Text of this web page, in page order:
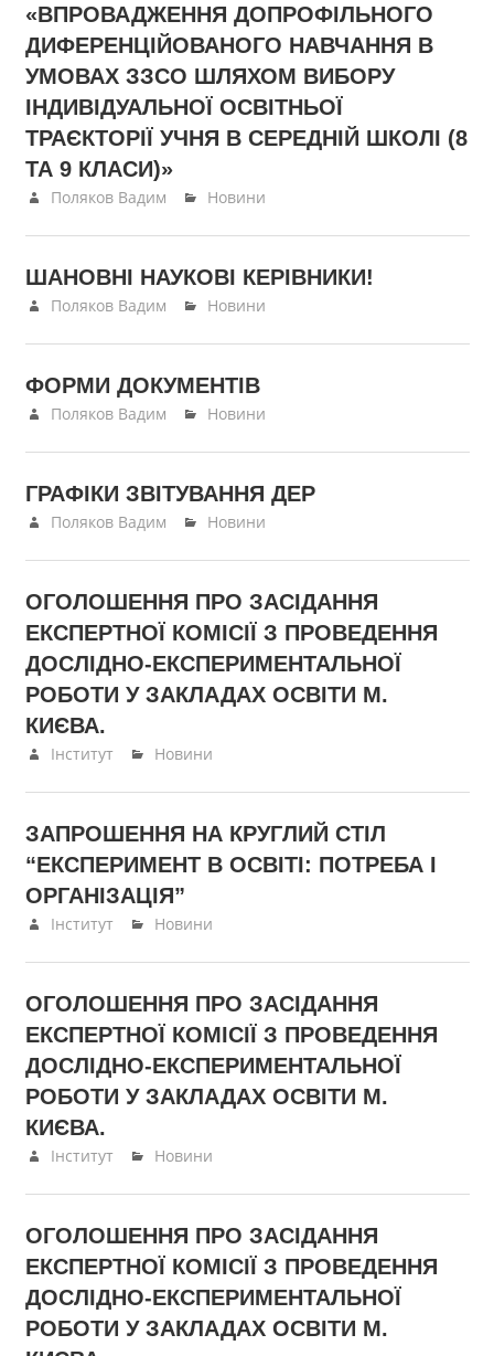
«ВПРОВАДЖЕННЯ ДОПРОФІЛЬНОГО
ДИФЕРЕНЦІЙОВАНОГО НАВЧАННЯ В
УМОВАХ ЗЗСО ШЛЯХОМ ВИБОРУ
ІНДИВІДУАЛЬНОЇ ОСВІТНЬОЇ
ТРАЄКТОРІЇ УЧНЯ В СЕРЕДНІЙ ШКОЛІ (8
ТА 9 КЛАСИ)»
18.06.2024
Поляков Вадим Новини
ШАНОВНІ НАУКОВІ КЕРІВНИКИ!
04.06.2024
Поляков Вадим Новини
ФОРМИ ДОКУМЕНТІВ
27.05.2024
Поляков Вадим Новини
ГРАФІКИ ЗВІТУВАННЯ ДЕР
27.05.2024
Поляков Вадим Новини
ОГОЛОШЕННЯ ПРО ЗАСІДАННЯ
ЕКСПЕРТНОЇ КОМІСІЇ З ПРОВЕДЕННЯ
ДОСЛІДНО-ЕКСПЕРИМЕНТАЛЬНОЇ
РОБОТИ У ЗАКЛАДАХ ОСВІТИ М.
КИЄВА.
19.06.2023
Інститут Новини
ЗАПРОШЕННЯ НА КРУГЛИЙ СТІЛ
“ЕКСПЕРИМЕНТ В ОСВІТІ: ПОТРЕБА І
ОРГАНІЗАЦІЯ”
23.05.2023
Інститут Новини
ОГОЛОШЕННЯ ПРО ЗАСІДАННЯ
ЕКСПЕРТНОЇ КОМІСІЇ З ПРОВЕДЕННЯ
ДОСЛІДНО-ЕКСПЕРИМЕНТАЛЬНОЇ
РОБОТИ У ЗАКЛАДАХ ОСВІТИ М.
КИЄВА.
27.02.2023
Інститут Новини
ОГОЛОШЕННЯ ПРО ЗАСІДАННЯ
ЕКСПЕРТНОЇ КОМІСІЇ З ПРОВЕДЕННЯ
ДОСЛІДНО-ЕКСПЕРИМЕНТАЛЬНОЇ
РОБОТИ У ЗАКЛАДАХ ОСВІТИ М.